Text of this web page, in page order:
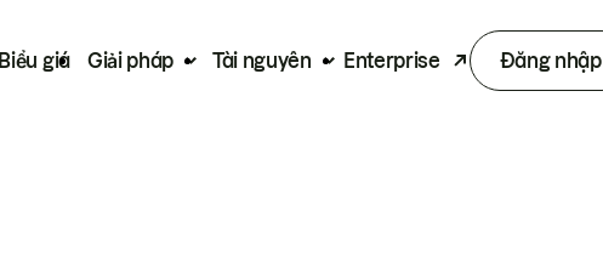
Biểu giá Giải pháp Tài nguyên Enterprise Đăng nhập